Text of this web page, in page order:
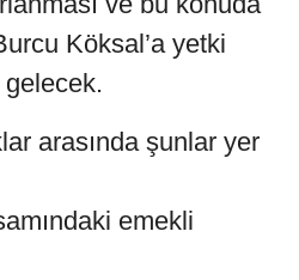
Köksal’a yetki
arasında şunlar yer
emekli